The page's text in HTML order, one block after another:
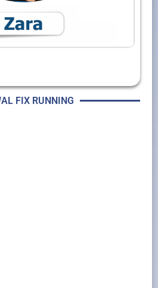
FIX RUNNING